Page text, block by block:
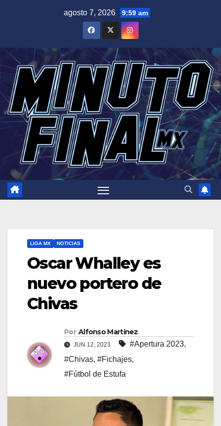
agosto 7, 2026 9:59 am
LIGA MX NOTICIAS
Oscar Whalley es
nuevo portero de
Chivas
Por Alfonso Martínez
JUN 12, 2023 #Apertura 2023,
#Chivas, #Fichajes,
#Fútbol de Estufa